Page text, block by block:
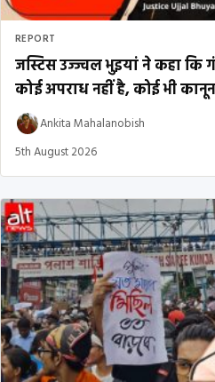
REPORT
जस्टिस उज्ज्वल भुइयां ने कहा कि
कोई अपराध नहीं है, कोई भी
Ankita Mahalanobish
5th August 2026